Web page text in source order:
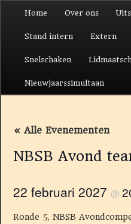
Spring naar de
Spring naar de
Home Over ons
Stand intern Extern
Snelschaken
Nieuwjaarssimultaan
« Alle Evenementen
NBSB Avond
22 februari 2027 @
Ronde 5, NBSB